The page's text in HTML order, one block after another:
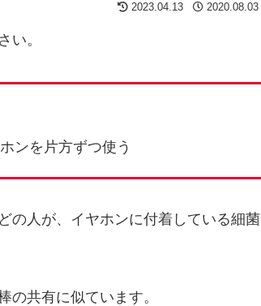
2023.04.13 2020.08.03
い。
ンを片方ずつ使う
の人が、イヤホンに付着している細菌
の共有に似ています。